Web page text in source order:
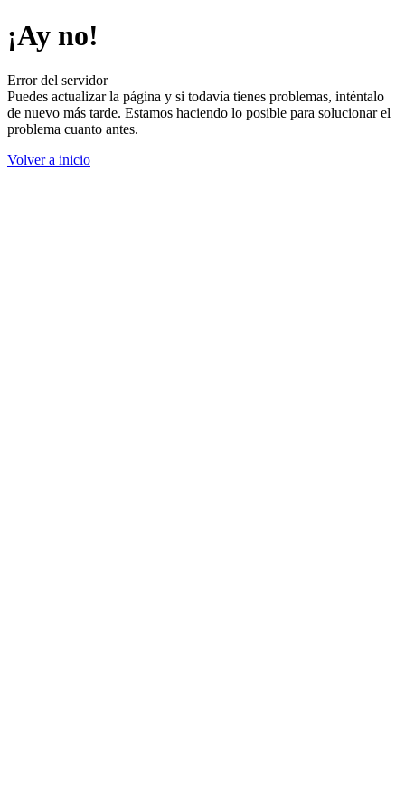
¡Ay no!
Error del servidor
Puedes actualizar la página y si todavía tienes problemas, inténtalo
de nuevo más tarde. Estamos haciendo lo posible para solucionar el
problema cuanto antes.
Volver a inicio